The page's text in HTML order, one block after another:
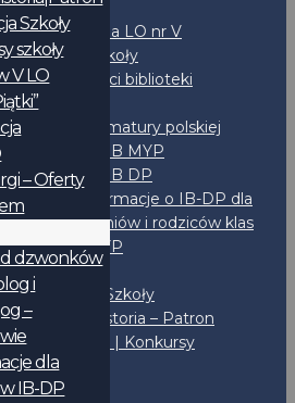
Ogłoszenia LO nr V
Z życia szkoły
Aktualności biblioteki
Program matury polskiej
Program IB MYP
Program IB DP
Informacje o IB-DP dla
uczniów i rodziców klas
2MYP
Dyrekcja Szkoły
Misja – Historia – Patron
Inicjatywy | Konkursy
Biblioteka
Fundacja
Szkoły
szkoły
V LO
– Oferty
dzwonków
i
–
dla
IB-DP